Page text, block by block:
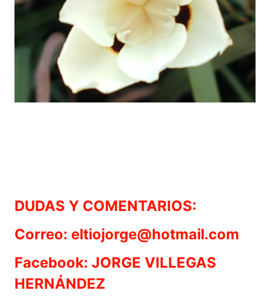
DUDAS Y COMENTARIOS:
Correo: eltiojorge@hotmail.com
Facebook: JORGE VILLEGAS
HERNÁNDEZ